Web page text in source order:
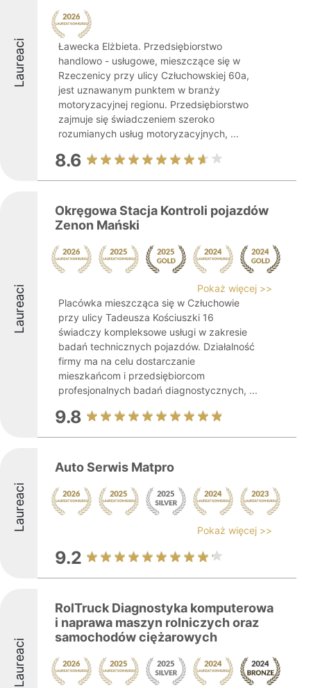
Laureaci
Ławecka Elżbieta. Przedsiębiorstwo
handlowo - usługowe, mieszczące się w
Rzeczenicy przy ulicy Człuchowskiej 60a,
jest uznawanym punktem w branży
motoryzacyjnej regionu. Przedsiębiorstwo
zajmuje się świadczeniem szeroko
rozumianych usług motoryzacyjnych, ...
8.6
Laureaci
Okręgowa Stacja Kontroli pojazdów
Zenon Mański
Pokaż więcej >>
Placówka mieszcząca się w Człuchowie
przy ulicy Tadeusza Kościuszki 16
świadczy kompleksowe usługi w zakresie
badań technicznych pojazdów. Działalność
firmy ma na celu dostarczanie
mieszkańcom i przedsiębiorcom
profesjonalnych badań diagnostycznych, ...
9.8
Laureaci
Auto Serwis Matpro
Pokaż więcej >>
9.2
Laureaci
RolTruck Diagnostyka komputerowa
i naprawa maszyn rolniczych oraz
samochodów ciężarowych